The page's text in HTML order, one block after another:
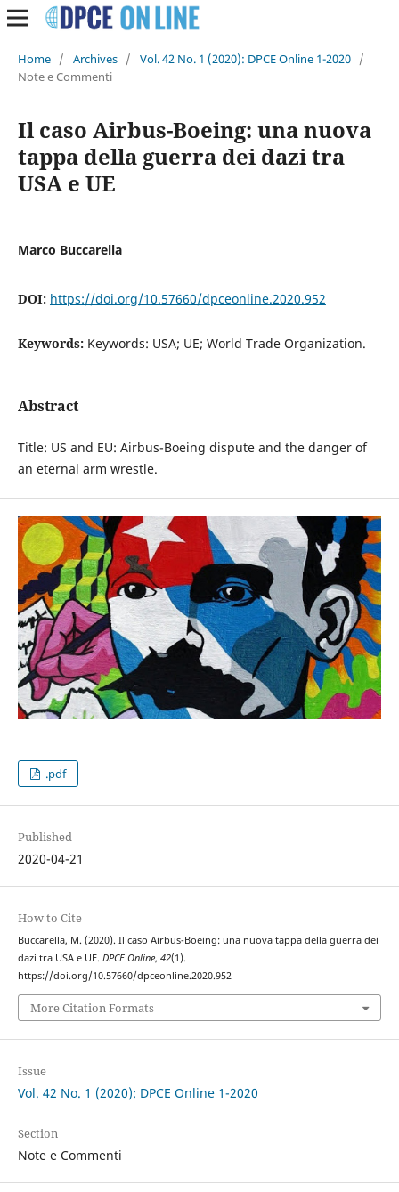
Home / Archives / Vol. 42 No. 1 (2020): DPCE Online 1-2020 /
Note e Commenti
Il caso Airbus-Boeing: una nuova
tappa della guerra dei dazi tra
USA e UE
Marco Buccarella
DOI: https://doi.org/10.57660/dpceonline.2020.952
Keywords: Keywords: USA; UE; World Trade Organization.
Abstract
Title: US and EU: Airbus-Boeing dispute and the danger of
an eternal arm wrestle.
.pdf
Published
2020-04-21
How to Cite
Buccarella, M. (2020). Il caso Airbus-Boeing: una nuova tappa della guerra dei
dazi tra USA e UE. DPCE Online, 42(1).
https://doi.org/10.57660/dpceonline.2020.952
More Citation Formats
Issue
Vol. 42 No. 1 (2020): DPCE Online 1-2020
Section
Note e Commenti